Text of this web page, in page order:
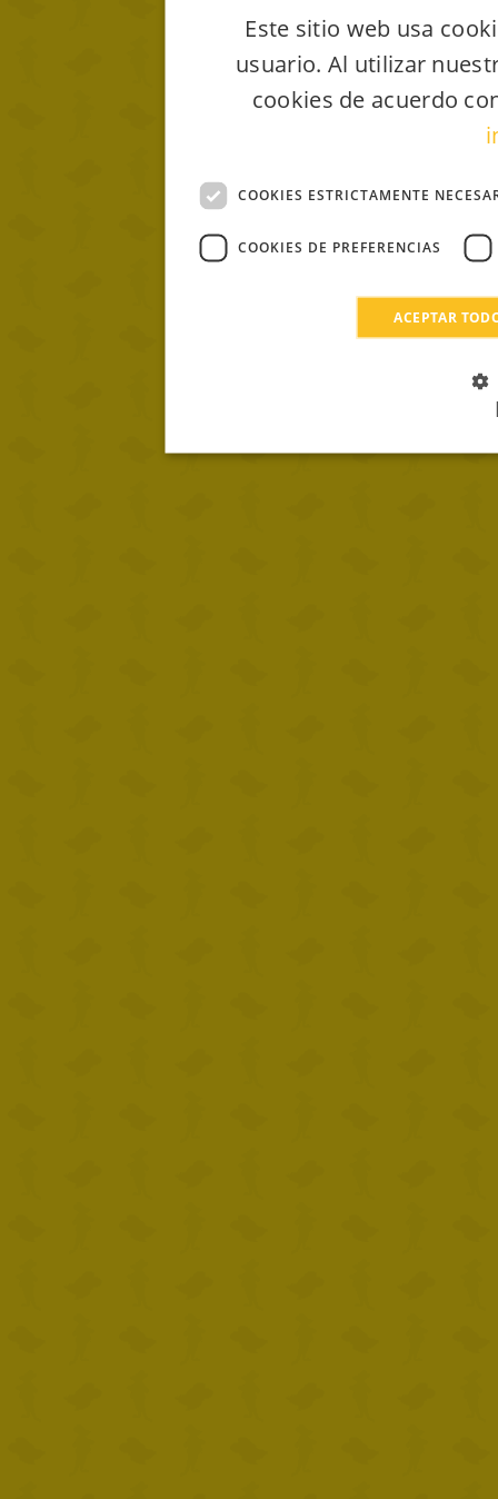
Este sitio web usa
usuario. Al utilizar
cookies de acuerdo
COOKIES ESTRICTAMENTE
COOKIES DE PREFERENCIAS
ACEPTAR